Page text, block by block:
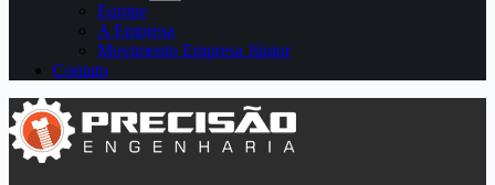
Equipe
A Empresa
Movimento Empresa Júnior
Contato